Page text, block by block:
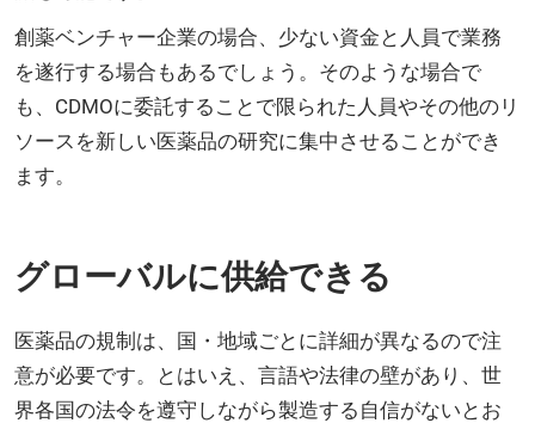
創薬ベンチャー企業の場合、少ない資金と人員で業務
を遂行する場合もあるでしょう。そのような場合で
も、CDMOに委託することで限られた人員やその他のリ
ソースを新しい医薬品の研究に集中させることができ
ます。
グローバルに供給できる
医薬品の規制は、国・地域ごとに詳細が異なるので注
意が必要です。とはいえ、言語や法律の壁があり、世
界各国の法令を遵守しながら製造する自信がないとお